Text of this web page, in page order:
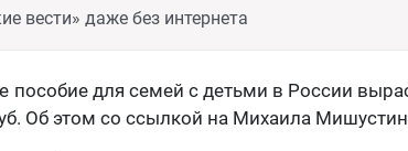
вести» даже без интернета
пособие для семей с детьми в России
Об этом со ссылкой на Михаила